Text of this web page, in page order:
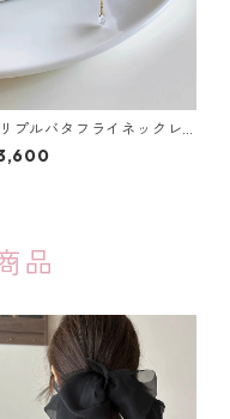
リプルバタフライネックレ
624
品